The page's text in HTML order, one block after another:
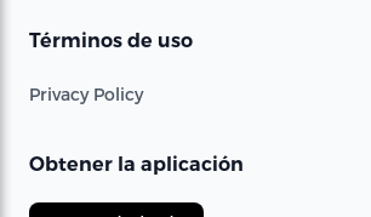
Términos de uso
Privacy Policy
Obtener la aplicación